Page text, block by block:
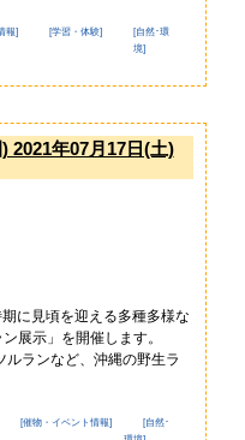
報] [学習・体験]
[自然･環
境]
2021年07月17日(土)
に見頃を迎える多種多様な
展示」を開催します。
ルランなど、沖縄の野生ラ
[催物・イベント情報]
[自然･